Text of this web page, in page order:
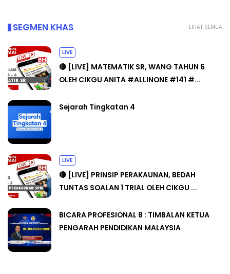
LIHAT SEMUA
SEGMEN KHAS
LIVE
🔴 [LIVE] MATEMATIK SR, WANG TAHUN 6
OLEH CIKGU ANITA #ALLINONE #141 #...
Sejarah Tingkatan 4
LIVE
🔴 [LIVE] PRINSIP PERAKAUNAN, BEDAH
TUNTAS SOALAN 1 TRIAL OLEH CIKGU ...
BICARA PROFESIONAL 8 : TIMBALAN KETUA
PENGARAH PENDIDIKAN MALAYSIA